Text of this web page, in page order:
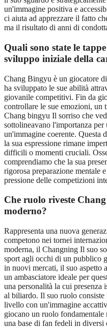
un'immagine positiva e
ci aiuta ad apprezzare il fatto
ma il risultato di anni di
Quali sono state le
sviluppo iniziale della
Chang Bingyu è un giocatore
ha sviluppato le sue abilità
giovanile competitivi. Fin da
controllare le sue emozioni, un
Chang bingyu Il sorriso che
sottolineavano l'importanza per
un'immagine coerente. Questa
la sua espressione rimane
difficili o momenti cruciali.
comprendiamo che la sua
rigorosa preparazione mentale
pressione delle competizioni
Che ruolo riveste
moderno?
Rappresenta una nuova
competono nei tornei
moderna, il Changning Il suo
sport agli occhi di un pubblico
in nuovi mercati, il suo aspetto
un ambasciatore ideale per
una personalità la cui
al biliardo. Il suo ruolo
livello con un'immagine
giocano un ruolo fondamentale
una base di fan fedeli in diversi